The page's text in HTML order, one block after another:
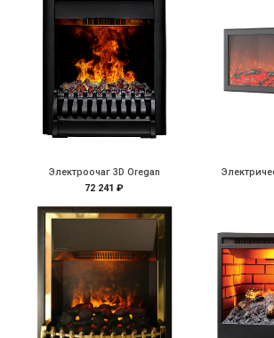
Электроочаг 3D Oregan
72 241 ₽